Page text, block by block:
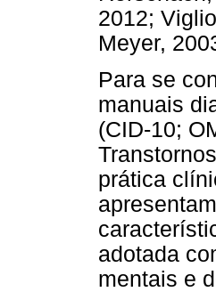
2012;
Meyer,
Para se
manuais
(CID-10;
prática
adotada
mentais e